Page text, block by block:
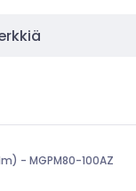
- MGPM80-100AZ